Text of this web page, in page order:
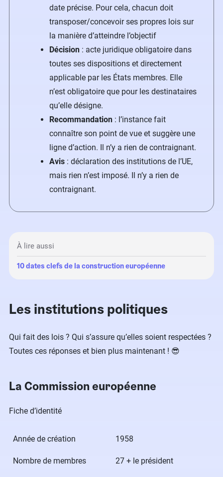
date précise. Pour cela, chacun doit
transposer/concevoir ses propres lois sur
la manière d’atteindre l’objectif
Décision : acte juridique obligatoire dans
toutes ses dispositions et directement
applicable par les États membres. Elle
n’est obligatoire que pour les destinataires
qu’elle désigne.
Recommandation : l’instance fait
connaître son point de vue et suggère une
ligne d’action. Il n’y a rien de contraignant.
Avis : déclaration des institutions de l’UE,
mais rien n’est imposé. Il n’y a rien de
contraignant.
À lire aussi
10 dates clefs de la construction européenne
Les institutions politiques
Qui fait des lois ? Qui s’assure qu’elles soient respectées ?
Toutes ces réponses et bien plus maintenant ! 😎
La Commission européenne
Fiche d’identité
Année de création 1958
Nombre de membres 27 + le président